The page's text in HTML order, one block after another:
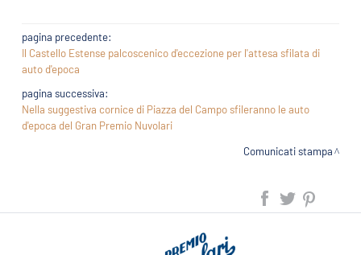
pagina precedente:
Il Castello Estense palcoscenico d'eccezione per l'attesa sfilata di
auto d'epoca
pagina successiva:
Nella suggestiva cornice di Piazza del Campo sfileranno le auto
d'epoca del Gran Premio Nuvolari
Comunicati stampa